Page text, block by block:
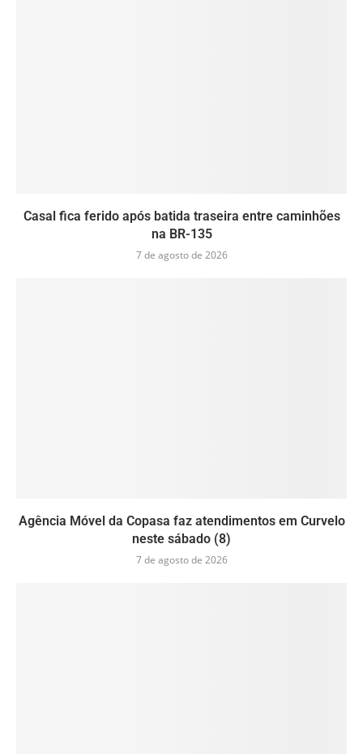
Casal fica ferido após batida traseira entre caminhões
na BR-135
7 de agosto de 2026
Agência Móvel da Copasa faz atendimentos em Curvelo
neste sábado (8)
7 de agosto de 2026